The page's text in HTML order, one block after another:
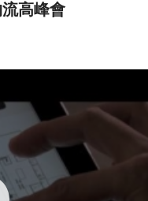
高峰會